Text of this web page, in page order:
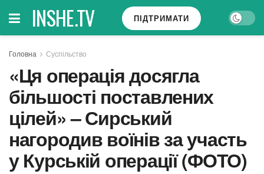
INSHE.TV ПІДТРИМАТИ
Головна Суспільство
«Ця операція досягла
більшості поставлених
цілей» – Сирський
нагородив воїнів за участь
у Курській операції (ФОТО)